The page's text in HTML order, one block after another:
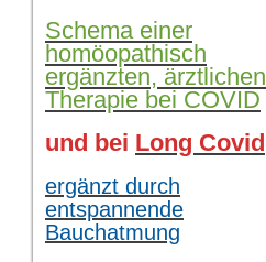
Schema einer
homöopathisch
ergänzten, ärztlichen
Therapie bei COVID
und bei Long Covid
ergänzt durch
entspannende
Bauchatmung